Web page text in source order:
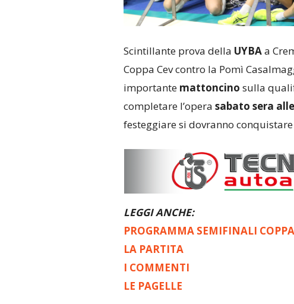
Scintillante prova della UYBAa
Coppa Cev contro la Pomì
importante mattoncino sulla
completare l’opera sabato sera
festeggiare si dovranno
LEGGI ANCHE:
PROGRAMMA SEMIFINALI
LA PARTITA
I COMMENTI
LE PAGELLE